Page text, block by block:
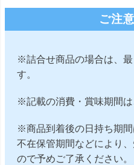
ご注
※詰合せ商品の場合は、
す。
※記載の消費・賞味期間は
※商品到着後の日持ち期
不在保管期間などにより
ので予めご了承ください。